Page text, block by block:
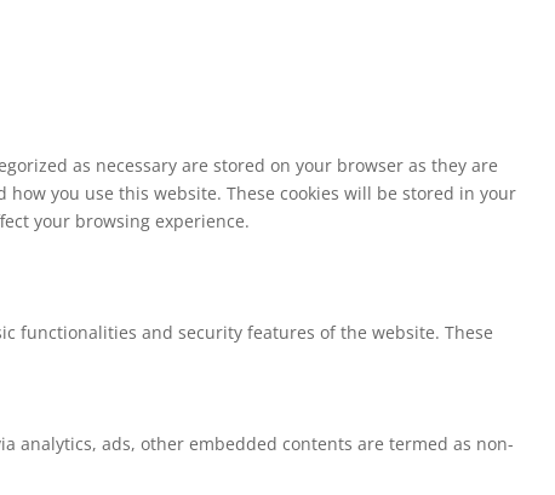
as necessary are stored on your browser as they are
you use this website. These cookies will be stored in your
your browsing experience.
functionalities and security features of the website. These
analytics, ads, other embedded contents are termed as non-